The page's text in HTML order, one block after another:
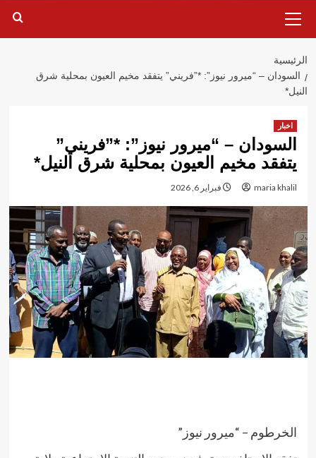
الرئيسية
الرئيسية
السودان – “ميرور نيوز”: *”فريني” يتفقد مخيم العيون بمحلية شرق
النيل*
اخبار
السودان – “ميرور نيوز”: *”فريني”
يتفقد مخيم العيون بمحلية شرق النيل*
maria khalil فبراير 6, 2026
الخرطوم – “ميرور نيوز”